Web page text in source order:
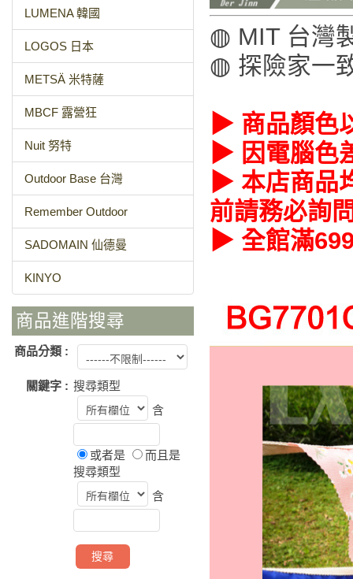
LUMENA 韓國
LOGOS 日本
METSÄ 米特薩
MBCF 露營狂
Nuit 努特
Outdoor Base 台灣
Remember Outdoor
SADOMAIN 仙德曼
KINYO
商品進階搜尋
商品分類 :
關鍵字 : 搜尋類型
含
或者是
而且是
搜尋類型
含
◍ MIT 台灣
◍ 探險家一
▶ 商品顏色
▶ 因電腦色
▶ 本店商品
前請務必詢
▶ 全館滿